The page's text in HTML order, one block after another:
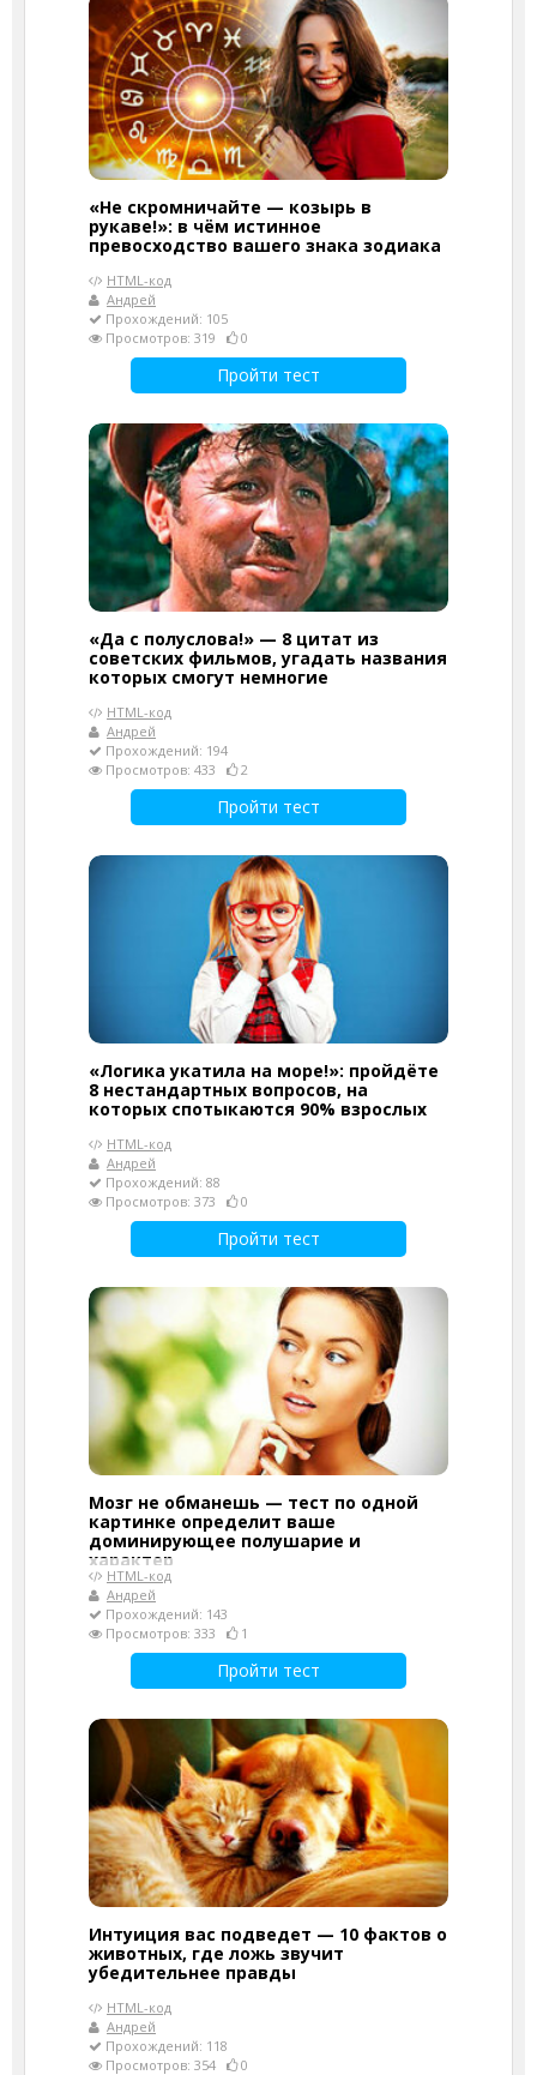
«Не скромничайте — козырь в
рукаве!»: в чём истинное
превосходство вашего знака зодиака
HTML-код
Андрей
Прохождений: 105
Просмотров: 319
0
Пройти тест
«Да с полуслова!» — 8 цитат из
советских фильмов, угадать названия
которых смогут немногие
HTML-код
Андрей
Прохождений: 194
Просмотров: 433
2
Пройти тест
«Логика укатила на море!»: пройдёте
8 нестандартных вопросов, на
которых спотыкаются 90% взрослых
HTML-код
Андрей
Прохождений: 88
Просмотров: 373
0
Пройти тест
Мозг не обманешь — тест по одной
картинке определит ваше
доминирующее полушарие и
характер
HTML-код
Андрей
Прохождений: 143
Просмотров: 333
1
Пройти тест
Интуиция вас подведет — 10 фактов о
животных, где ложь звучит
убедительнее правды
HTML-код
Андрей
Прохождений: 118
Просмотров: 354
0